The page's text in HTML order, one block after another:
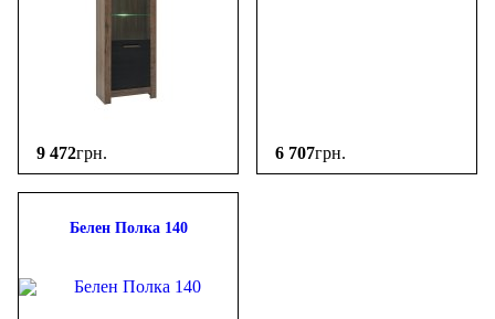
9 472грн. 6 707грн.
Белен Полка 140